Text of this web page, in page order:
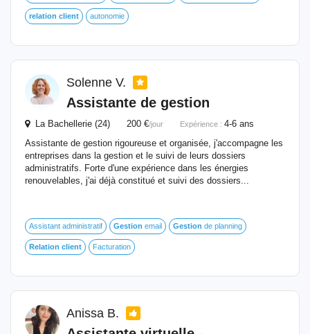
relation client autonomie
Solenne V.
Assistante de gestion
La Bachellerie (24) 200 €/jour Expérience : 4-6 ans
Assistante de gestion rigoureuse et organisée, j'accompagne les
entreprises dans la gestion et le suivi de leurs dossiers
administratifs. Forte d'une expérience dans les énergies
renouvelables, j'ai déjà constitué et suivi des dossiers...
Assistant administratif Gestion email Gestion de planning
Relation client Facturation
Anissa B.